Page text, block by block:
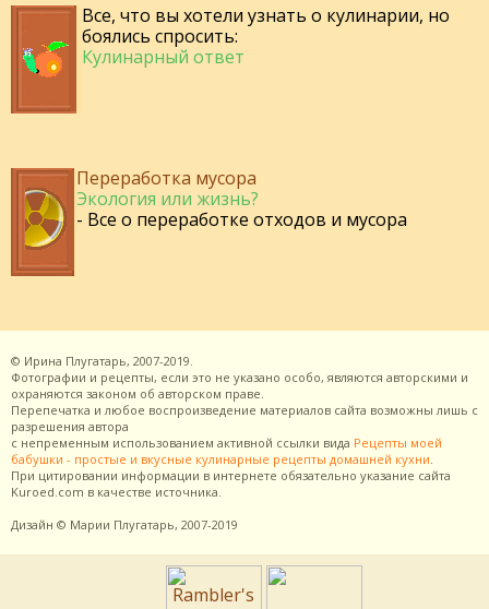
Все, что вы хотели узнать о кулинарии, но
боялись спросить:
Кулинарный ответ
Переработка мусора
Экология или жизнь?
- Все о переработке отходов и мусора
© Ирина Плугатарь, 2007-2019.
Фотографии и рецепты, если это не указано особо, являются авторскими и
охраняются законом об авторском праве.
Перепечатка и любое воспроизведение материалов сайта возможны лишь с
разрешения автора
с непременным использованием активной ссылки вида Рецепты моей
бабушки - простые и вкусные кулинарные рецепты домашней кухни
При цитировании информации в интернете обязательно указание сайта
Kuroed.com в качестве источника.
Дизайн © Марии Плугатарь, 2007-2019